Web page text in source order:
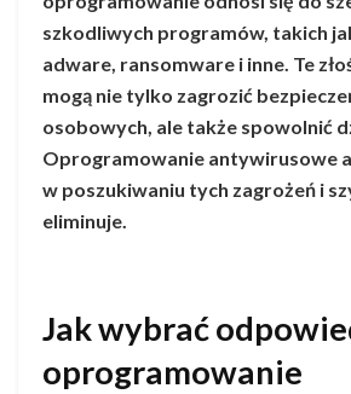
szkodliwych programów, takich
adware, ransomware i inne. Te
mogą nie tylko zagrozić
osobowych, ale także spowolnić
Oprogramowanie antywirusowe
w poszukiwaniu tych zagrożeń i
eliminuje.
Jak wybrać
oprogramowanie